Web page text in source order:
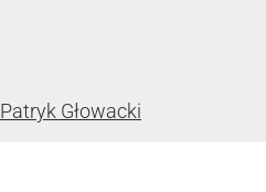
Patryk Głowacki